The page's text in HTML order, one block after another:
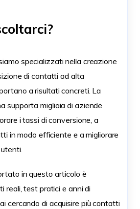
specializzati nella creazione
di contatti ad alta
a risultati concreti. La
supporta migliaia di aziende
i tassi di conversione, a
in modo efficiente e a migliorare
in questo articolo è
reali, test pratici e anni di
cercando di acquisire più contatti